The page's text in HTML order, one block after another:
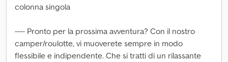
colonna singola
---- Pronto per la prossima avventura? Con il nostro
camper/roulotte, vi muoverete sempre in modo
flessibile e indipendente. Che si tratti di un rilassante